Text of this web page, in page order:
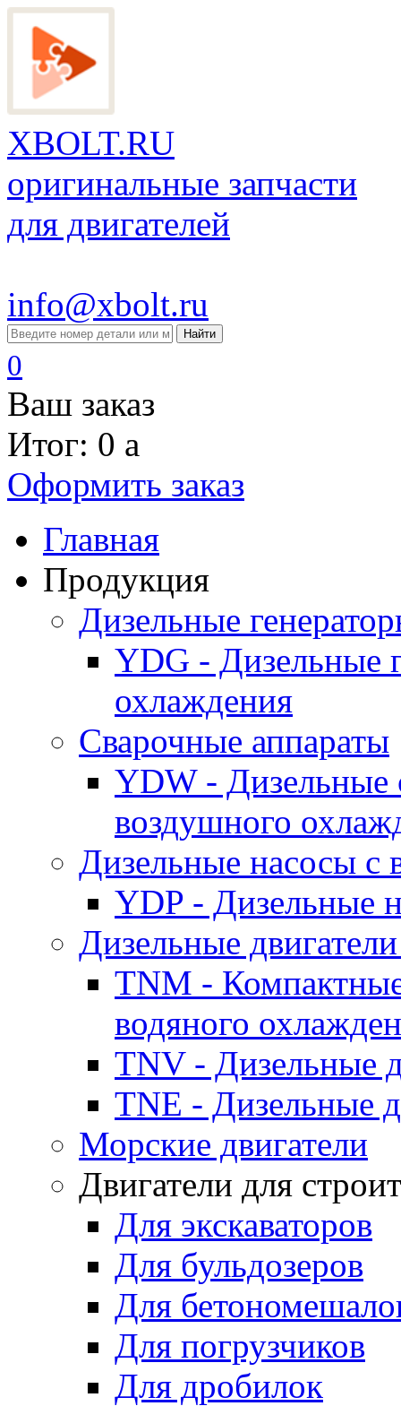
XBOLT.RU
оригинальные запчасти
для двигателей
info@xbolt.ru
Найти
0
Ваш заказ
Итог: 0 a
Оформить заказ
Главная
Продукция
Дизельные
YDG - Дизельные
охлаждения
Cварочные аппараты
YDW - Дизельные
воздушного
Дизельные насосы
YDP - Дизельные
Дизельные
TNM -
водяного
TNV - Дизельные
TNE - Дизельные
Морские двигатели
Двигатели для
Для экскаваторов
Для бульдозеров
Для
Для погрузчиков
Для дробилок